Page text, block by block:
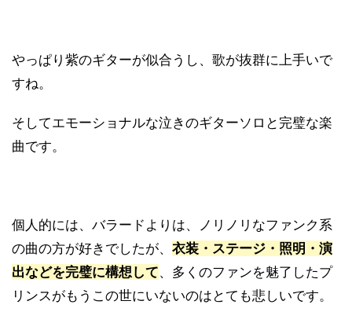
やっぱり紫のギターが似合うし、歌が抜群に上手いで
すね。
そしてエモーショナルな泣きのギターソロと完璧な楽
曲です。
個人的には、バラードよりは、ノリノリなファンク系
の曲の方が好きでしたが、 衣装・ステージ・照明・演
出などを完璧に構想して、多くのファンを魅了したプ
リンスがもうこの世にいないのはとても悲しいです。